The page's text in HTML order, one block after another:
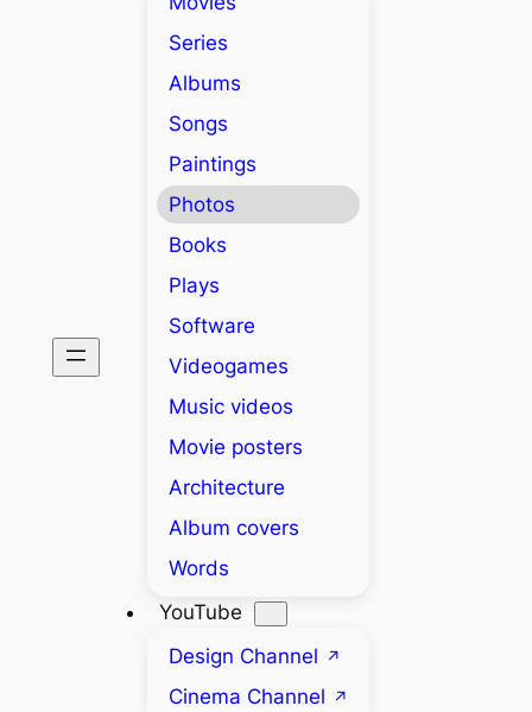
Series
Albums
Songs
Paintings
Photos
Books
Plays
Software
Videogames
Music videos
Movie posters
Architecture
Album covers
Words
YouTube
Design Channel
Cinema Channel